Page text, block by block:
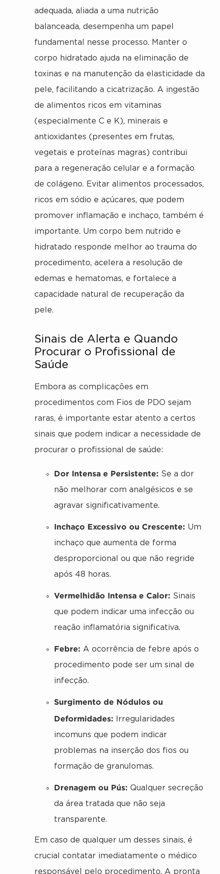
adequada, aliada a uma nutrição
balanceada, desempenha um papel
fundamental nesse processo. Manter o
corpo hidratado ajuda na eliminação de
toxinas e na manutenção da elasticidade da
pele, facilitando a cicatrização. A ingestão
de alimentos ricos em vitaminas
(especialmente C e K), minerais e
antioxidantes (presentes em frutas,
vegetais e proteínas magras) contribui
para a regeneração celular e a formação
de colágeno. Evitar alimentos processados,
ricos em sódio e açúcares, que podem
promover inflamação e inchaço, também é
importante. Um corpo bem nutrido e
hidratado responde melhor ao trauma do
procedimento, acelera a resolução de
edemas e hematomas, e fortalece a
capacidade natural de recuperação da
pele.
Sinais de Alerta e Quando
Procurar o Profissional de
Saúde
Embora as complicações em
procedimentos com Fios de PDO sejam
raras, é importante estar atento a certos
sinais que podem indicar a necessidade de
procurar o profissional de saúde:
Dor Intensa e Persistente: Se a dor
não melhorar com analgésicos e se
agravar significativamente.
Inchaço Excessivo ou Crescente: Um
inchaço que aumenta de forma
desproporcional ou que não regride
após 48 horas.
Vermelhidão Intensa e Calor: Sinais
que podem indicar uma infecção ou
reação inflamatória significativa.
Febre: A ocorrência de febre após o
procedimento pode ser um sinal de
infecção.
Surgimento de Nódulos ou
Deformidades: Irregularidades
incomuns que podem indicar
problemas na inserção dos fios ou
formação de granulomas.
Drenagem ou Pús: Qualquer secreção
da área tratada que não seja
transparente.
Em caso de qualquer um desses sinais, é
crucial contatar imediatamente o médico
responsável pelo procedimento. A pronta